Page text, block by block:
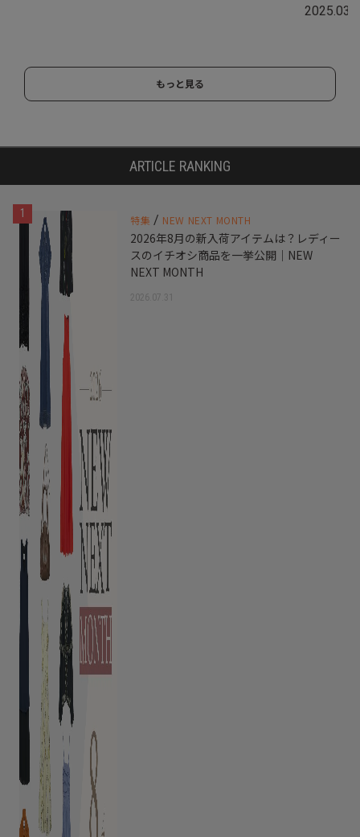
もっと見る
ARTICLE RANKING
1 特集 / NEW NEXT MONTH
2026年8月の新入荷アイテムは？レディー
スのイチオシ商品を一挙公開｜NEW
NEXT MONTH
2026.07.31